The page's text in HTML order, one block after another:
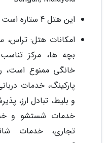
این هتل 4 ستاره است و دارای 220 اتاق است.
امکانات هتل: تراس،
بچه ها، مرکز تناسب
خانگی ممنوع است،
پارکینگ، خدمات
خدمات شستشو و
تجاری، خدمات